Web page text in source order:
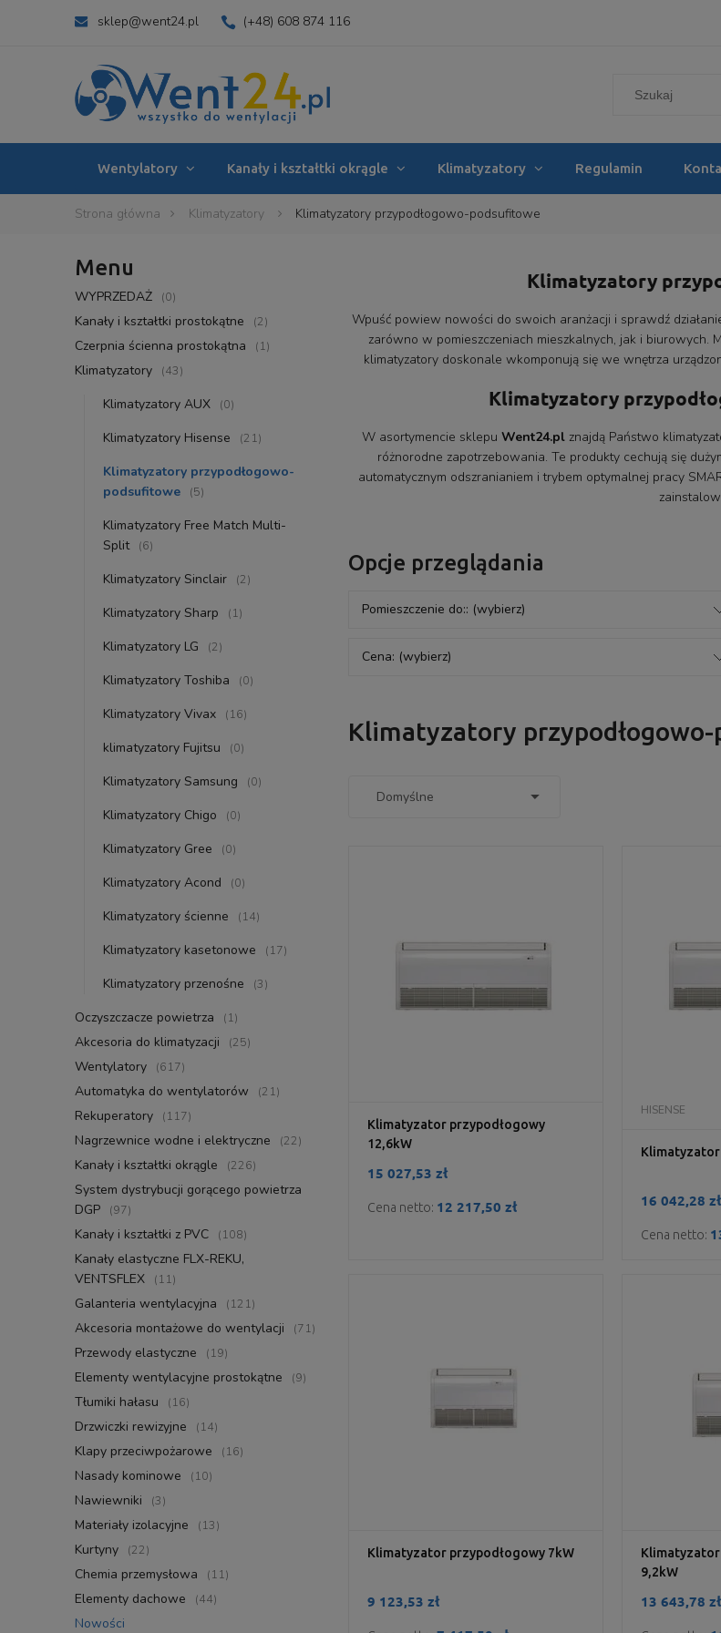
sklep@went24.pl (+48) 608 874 116
Wentylatory Kanały i kształtki okrągle Klimatyzatory Regulamin
Strona główna Klimatyzatory Klimatyzatory przypodłogowo-podsufitowe
Menu
WYPRZEDAŻ (0)
Kanały i kształtki prostokątne (2)
Czerpnia ścienna prostokątna (1)
Klimatyzatory (43)
Klimatyzatory AUX (0)
Klimatyzatory Hisense (21)
Klimatyzatory przypodłogowo-
podsufitowe
(5)
Klimatyzatory Free Match Multi-
Split
(6)
Klimatyzatory Sinclair (2)
Klimatyzatory Sharp (1)
Klimatyzatory LG (2)
Klimatyzatory Toshiba (0)
Klimatyzatory Vivax (16)
klimatyzatory Fujitsu (0)
Klimatyzatory Samsung (0)
Klimatyzatory Chigo (0)
Klimatyzatory Gree (0)
Klimatyzatory Acond (0)
Klimatyzatory ścienne (14)
Klimatyzatory kasetonowe (17)
Klimatyzatory przenośne (3)
Oczyszczacze powietrza (1)
Akcesoria do klimatyzacji (25)
Wentylatory (617)
Automatyka do wentylatorów (21)
Rekuperatory (117)
Nagrzewnice wodne i elektryczne (22)
Kanały i kształtki okrągle (226)
System dystrybucji gorącego powietrza
DGP
(97)
Kanały i kształtki z PVC (108)
Kanały elastyczne FLX-REKU,
VENTSFLEX
(11)
Galanteria wentylacyjna (121)
Akcesoria montażowe do wentylacji (71)
Przewody elastyczne (19)
Elementy wentylacyjne prostokątne (9)
Tłumiki hałasu (16)
Drzwiczki rewizyjne (14)
Klapy przeciwpożarowe (16)
Nasady kominowe (10)
Nawiewniki (3)
Materiały izolacyjne (13)
Kurtyny (22)
Chemia przemysłowa (11)
Elementy dachowe (44)
Nowości
Klimatyzatory
Wpuść powiew nowości do swoich aranżacji i sprawdź
zarówno w pomieszczeniach mieszkalnych, jak i
klimatyzatory doskonale wkomponują się we wnętrza
Klimatyzatory
W asortymencie sklepu Went24.plznajdą Państwo
różnorodne zapotrzebowania. Te produkty cechują się
automatycznym odszranianiem i trybem optymalnej pracy
Opcje przeglądania
Pomieszczenie do:: (wybierz)
Cena: (wybierz)
Klimatyzatory
Klimatyzator przypodłogowy
12,6kW
15 027,53 zł
Cena netto: 12 217,50 zł
Klimatyzator
HISENSE
16 042,28 zł
Cena netto:
Klimatyzator przypodłogowy 7kW
9 123,53 zł
9,2kW
13 643,78 zł